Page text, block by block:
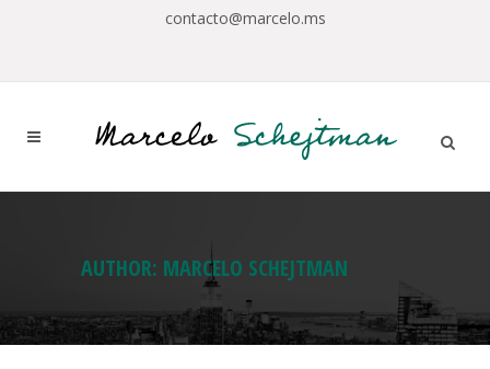
contacto@marcelo.ms
AUTHOR: MARCELO SCHEJTMAN